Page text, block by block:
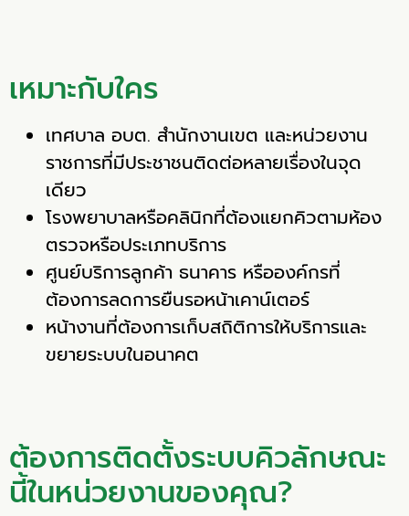
เหมาะกับใคร
เทศบาล อบต. สำนักงานเขต และหน่วยงาน
ราชการที่มีประชาชนติดต่อหลายเรื่องในจุด
เดียว
โรงพยาบาลหรือคลินิกที่ต้องแยกคิวตามห้อง
ตรวจหรือประเภทบริการ
ศูนย์บริการลูกค้า ธนาคาร หรือองค์กรที่
ต้องการลดการยืนรอหน้าเคาน์เตอร์
หน้างานที่ต้องการเก็บสถิติการให้บริการและ
ขยายระบบในอนาคต
ต้องการติดตั้งระบบคิวลักษณะ
นี้ในหน่วยงานของคุณ?